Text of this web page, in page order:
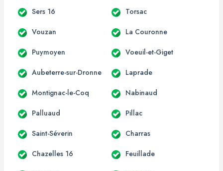
Sers 16 Torsac
Vouzan La Couronne
Puymoyen Voeuil-et-Giget
Aubeterre-sur-Dronne Laprade
Montignac-le-Coq Nabinaud
Palluaud Pillac
Saint-Séverin Charras
Chazelles 16 Feuillade